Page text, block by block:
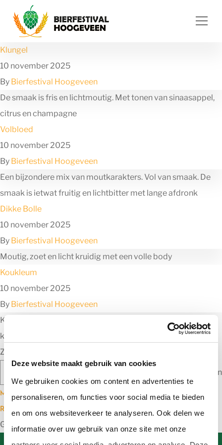
Deze website maakt gebruik van cookies
We gebruiken cookies om content en advertenties te
personaliseren, om functies voor social media te bieden
en om ons websiteverkeer te analyseren. Ook delen we
informatie over uw gebruik van onze site met onze
Ga naar de inhoud
Klungel
10 november 2025
By Bierfestival Hoogeveen
De smaak is fris en lichtmoutig. Met tonen van sinaasappel,
citrus en champagne
Volbloed
10 november 2025
By Bierfestival Hoogeveen
Een bijzondere mix van moutkarakters. Vol van smaak. De
smaak is ietwat fruitig en lichtbitter met lange afdronk
Dikke Bolle
10 november 2025
By Bierfestival Hoogeveen
Moutig, zoet en licht kruidig met een volle body
Koukleum
10 november 2025
By Bierfestival Hoogeveen
Karamel, koffie, kruiden. Doet denken aan een
kruidenbittertje
Zoeken
Zoeken
Meest recente berichten
Recente reacties
Geen reacties om te tonen.